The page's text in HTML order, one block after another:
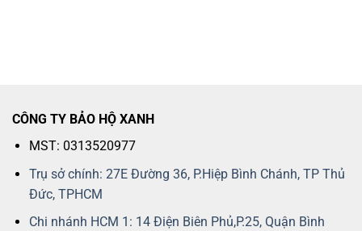
CÔNG TY BẢO HỘ XANH
MST: 0313520977
Trụ sở chính: 27E Đường 36, P.Hiệp Bình Chánh, TP Thủ
Đức, TPHCM
Chi nhánh HCM 1: 14 Điện Biên Phủ,P.25, Quận Bình